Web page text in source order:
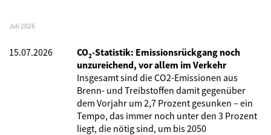
Juli 2026
15.07.2026
CO₂-Statistik: Emissionsrückgang noch
unzureichend, vor allem im Verkehr
Insgesamt sind die CO2-Emissionen aus
Brenn- und Treibstoffen damit gegenüber
dem Vorjahr um 2,7 Prozent gesunken – ein
Tempo, das immer noch unter den 3 Prozent
liegt, die nötig sind, um bis 2050